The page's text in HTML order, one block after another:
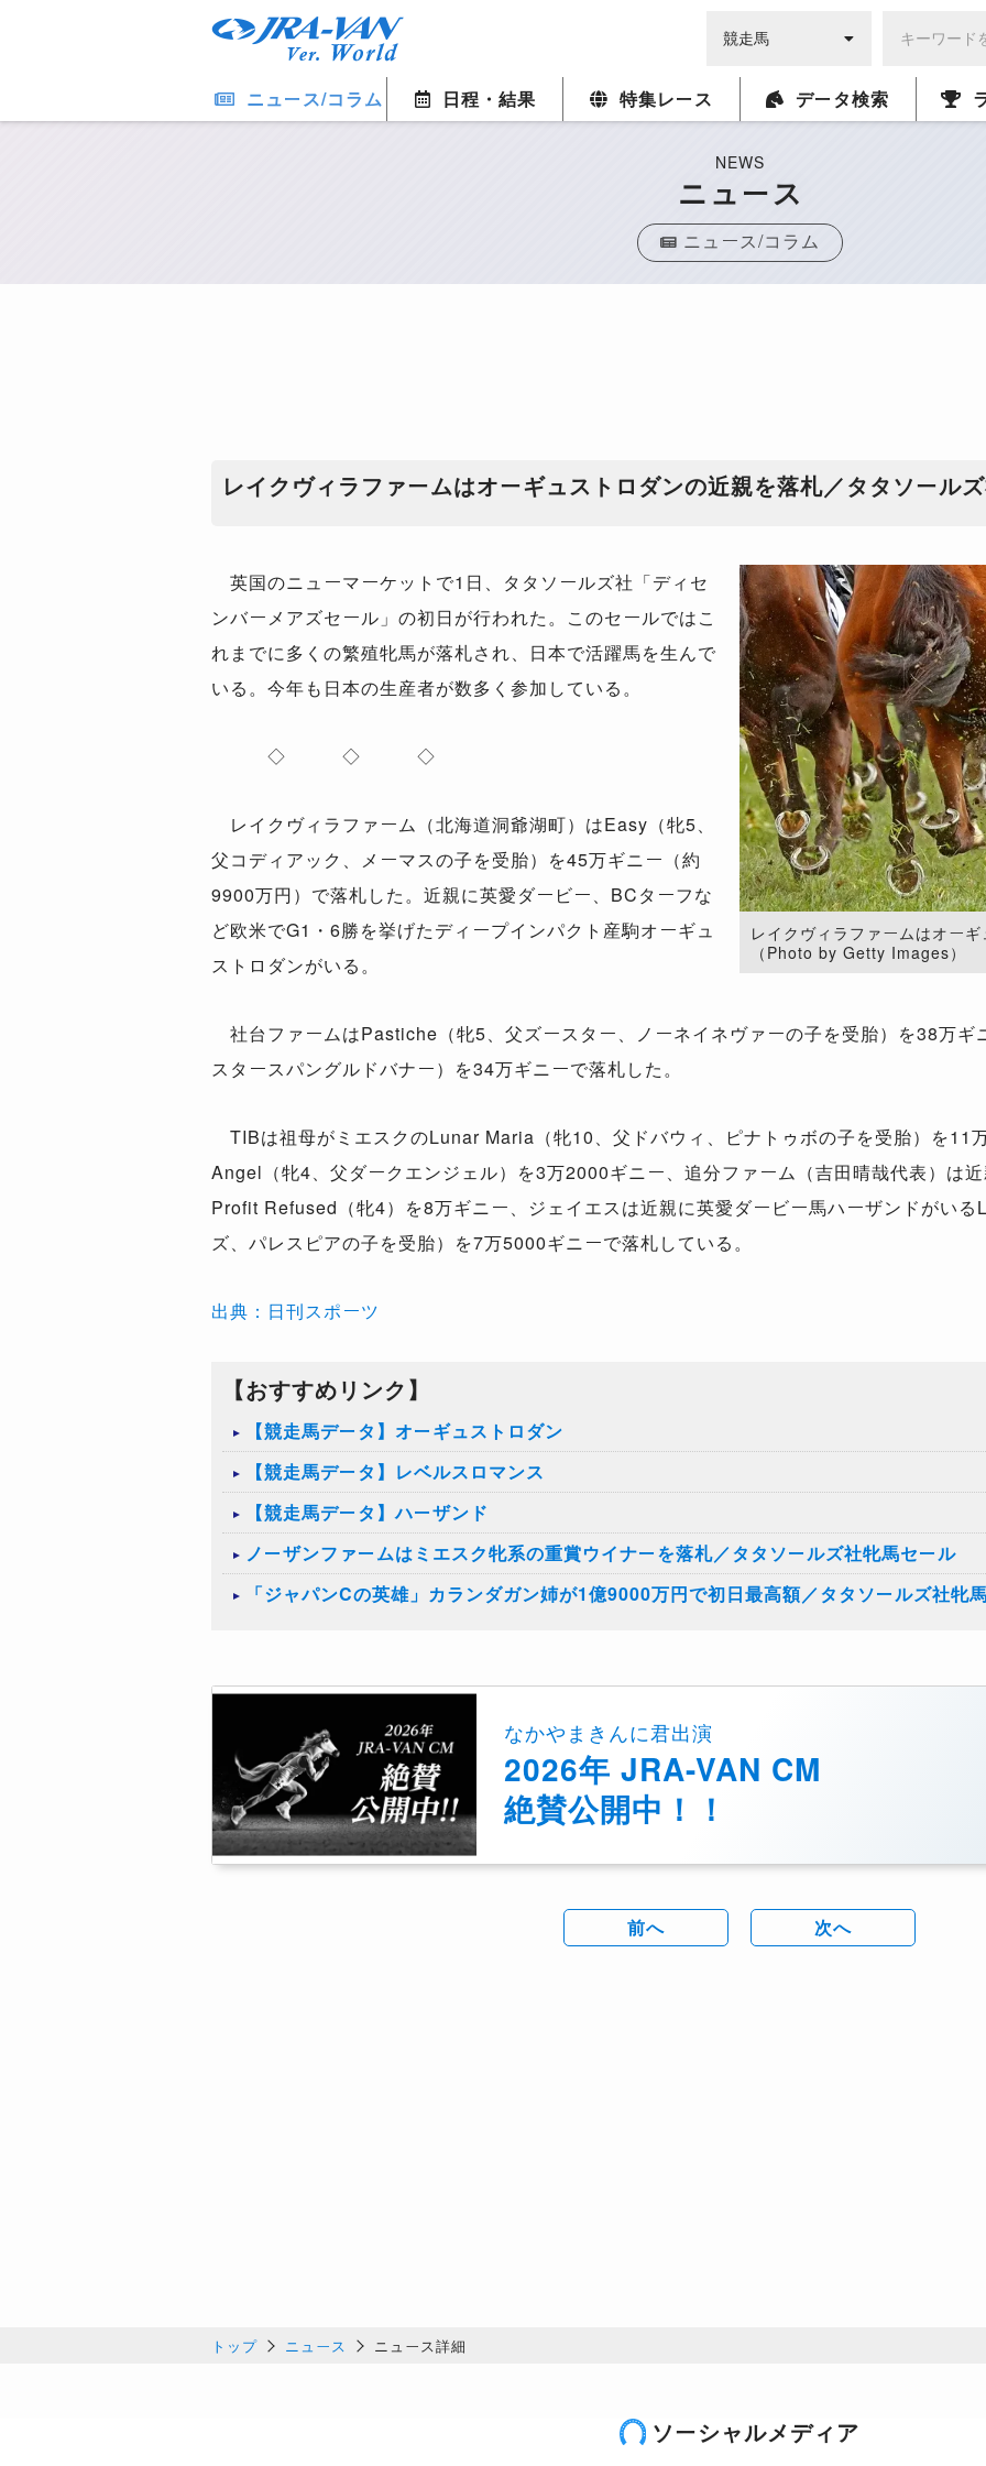
ニュース/コラム 日程・結果 特集レース データ検索
NEWS
ニュース
ニュース/コラム
レイクヴィラファームはオーギュストロダンの近親を落札／タタソール
レイクヴィラファームはオー
（Photo by Getty Images）
英国のニューマーケットで1日、タタソールズ社「ディセ
ンバーメアズセール」の初日が行われた。このセールではこ
れまでに多くの繁殖牝馬が落札され、日本で活躍馬を生んで
いる。今年も日本の生産者が数多く参加している。
◇ ◇ ◇
レイクヴィラファーム（北海道洞爺湖町）はEasy（牝5、
父コディアック、メーマスの子を受胎）を45万ギニー（約
9900万円）で落札した。近親に英愛ダービー、BCターフな
ど欧米でG1・6勝を挙げたディープインパクト産駒オーギュ
ストロダンがいる。
社台ファームはPastiche（牝5、父ズースター、ノーネイネヴァーの子を受胎）を38万
スタースパングルドバナー）を34万ギニーで落札した。
TIBは祖母がミエスクのLunar Maria（牝10、父ドバウィ、ピナトゥボの子を受胎）を11
Angel（牝4、父ダークエンジェル）を3万2000ギニー、追分ファーム（吉田晴哉代表）は
Profit Refused（牝4）を8万ギニー、ジェイエスは近親に英愛ダービー馬ハーザンドがい
ズ、パレスピアの子を受胎）を7万5000ギニーで落札している。
出典：日刊スポーツ
【おすすめリンク】
【競走馬データ】オーギュストロダン
【競走馬データ】レベルスロマンス
【競走馬データ】ハーザンド
ノーザンファームはミエスク牝系の重賞ウイナーを落札／タタソールズ社牝馬セール
「ジャパンCの英雄」カランダガン姉が1億9000万円で初日最高額／タタソールズ社牝
なかやまきんに君出演
2026年 JRA-VAN CM
絶賛公開中！！
前へ 次へ
トップ ニュース ニュース詳細
ソーシャルメディア